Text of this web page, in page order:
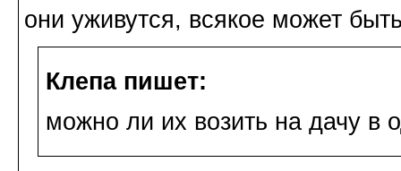
они уживутся, всякое может
Клепа пишет:
можно ли их возить на дачу в